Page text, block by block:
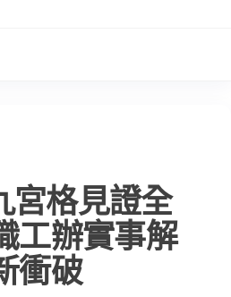
宮格見證全
工辦實事解
衝破